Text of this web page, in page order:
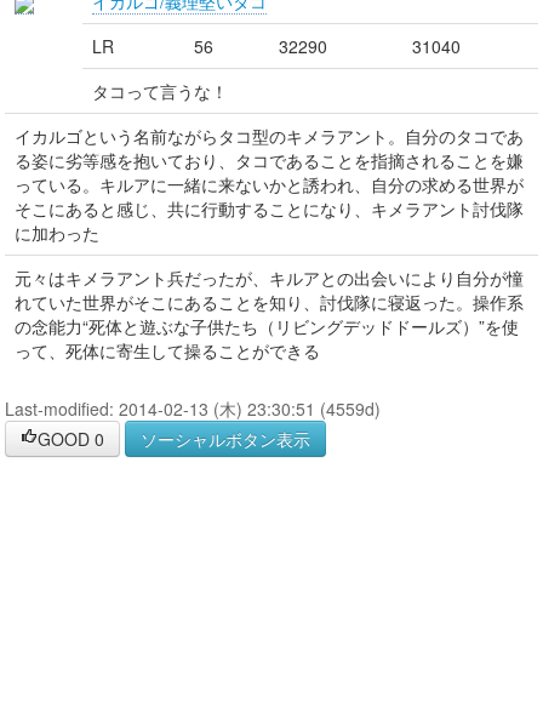
LR
56 32290
31040
タコって言うな！
イカルゴという名前ながらタコ型のキメラアント。自分のタコであ
る姿に劣等感を抱いており、タコであることを指摘されることを嫌
っている。キルアに一緒に来ないかと誘われ、自分の求める世界が
そこにあると感じ、共に行動することになり、キメラアント討伐隊
に加わった
元々はキメラアント兵だったが、キルアとの出会いにより自分が憧
れていた世界がそこにあることを知り、討伐隊に寝返った。操作系
の念能力“死体と遊ぶな子供たち（リビングデッドドールズ）”を使
って、死体に寄生して操ることができる
Last-modified: 2014-02-13 (木) 23:30:51 (4559d)
GOOD 0 ソーシャルボタン表示